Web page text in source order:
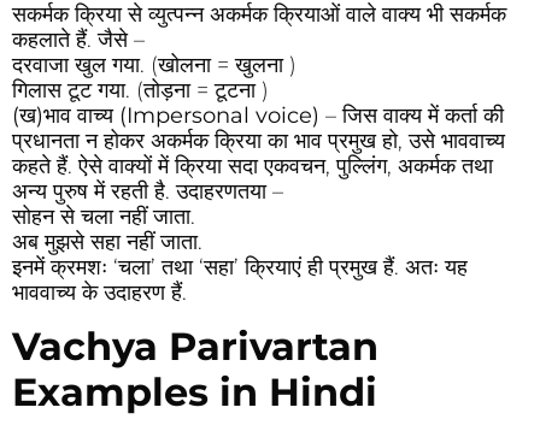
सकर्मक क्रिया से व्युत्पन्न अकर्मक क्रियाओं वाले वाक्य भी सकर्मक
कहलाते हैं. जैसे –
दरवाजा खुल गया. (खोलना = खुलना )
गिलास टूट गया. (तोड़ना = टूटना )
(ख)भाव वाच्य (Impersonal voice) – जिस वाक्य में कर्ता की
प्रधानता न होकर अकर्मक क्रिया का भाव प्रमुख हो, उसे भाववाच्य
कहते हैं. ऐसे वाक्यों में क्रिया सदा एकवचन, पुल्लिंग, अकर्मक तथा
अन्य पुरुष में रहती है. उदाहरणतया –
सोहन से चला नहीं जाता.
अब मुझसे सहा नहीं जाता.
इनमें क्रमशः ‘चला’ तथा ‘सहा’ क्रियाएं ही प्रमुख हैं. अतः यह
भाववाच्य के उदाहरण हैं.
Vachya Parivartan
Examples in Hindi